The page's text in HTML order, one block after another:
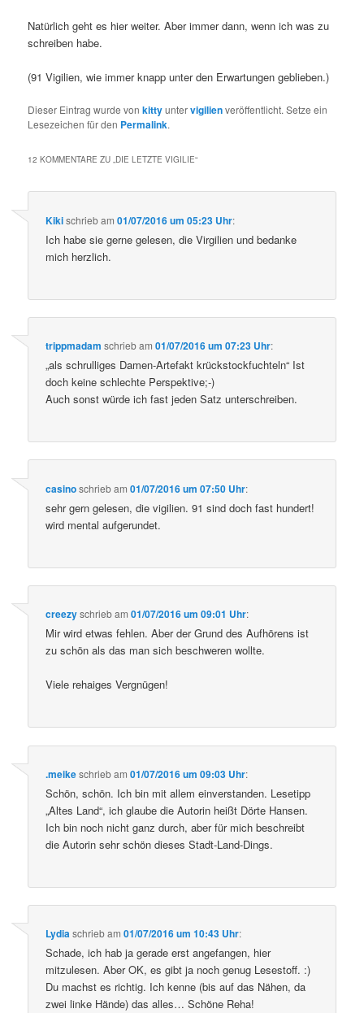
Natürlich geht es hier weiter. Aber immer dann, wenn ich was zu
schreiben habe.
(91 Vigilien, wie immer knapp unter den Erwartungen geblieben.)
Dieser Eintrag wurde vonkittyuntervigilienveröffentlicht. Setze ein
Lesezeichen für den Permalink.
12 KOMMENTARE ZU „DIE LETZTE VIGILIE“
Kikischriebam01/07/2016 um 05:23 Uhr:
Ich habe sie gerne gelesen, die Virgilien und bedanke
mich herzlich.
trippmadam schriebam01/07/2016 um 07:23 Uhr:
„als schrulliges Damen-Artefakt krückstockfuchteln“ Ist
doch keine schlechte Perspektive;-)
Auch sonst würde ich fast jeden Satz unterschreiben.
casinoschriebam01/07/2016 um 07:50 Uhr:
sehr gern gelesen, die vigilien. 91 sind doch fast hundert!
wird mental aufgerundet.
creezyschriebam01/07/2016 um 09:01 Uhr:
Mir wird etwas fehlen. Aber der Grund des Aufhörens ist
zu schön als das man sich beschweren wollte.
Viele rehaiges Vergnügen!
.meikeschriebam01/07/2016 um 09:03 Uhr:
Schön, schön. Ich bin mit allem einverstanden. Lesetipp
„Altes Land“, ich glaube die Autorin heißt Dörte Hansen.
Ich bin noch nicht ganz durch, aber für mich beschreibt
die Autorin sehr schön dieses Stadt-Land-Dings.
Lydiaschriebam01/07/2016 um 10:43 Uhr:
Schade, ich hab ja gerade erst angefangen, hier
mitzulesen. Aber OK, es gibt ja noch genug Lesestoff. :)
Du machst es richtig. Ich kenne (bis auf das Nähen, da
zwei linke Hände) das alles… Schöne Reha!